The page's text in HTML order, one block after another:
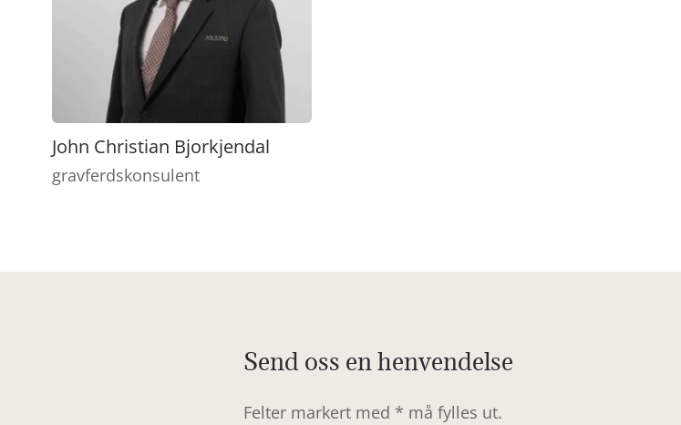
John Christian Bjorkjendal
gravferdskonsulent
Send oss en henvendelse
Felter markert med * må fylles ut.